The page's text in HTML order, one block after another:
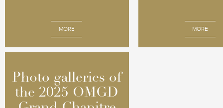
MORE MORE
Photo galleries of
the 2025 OMGD
Photo galleries of
the 2025 OMGD